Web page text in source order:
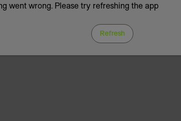
went wrong. Please try refreshing the app
Refresh